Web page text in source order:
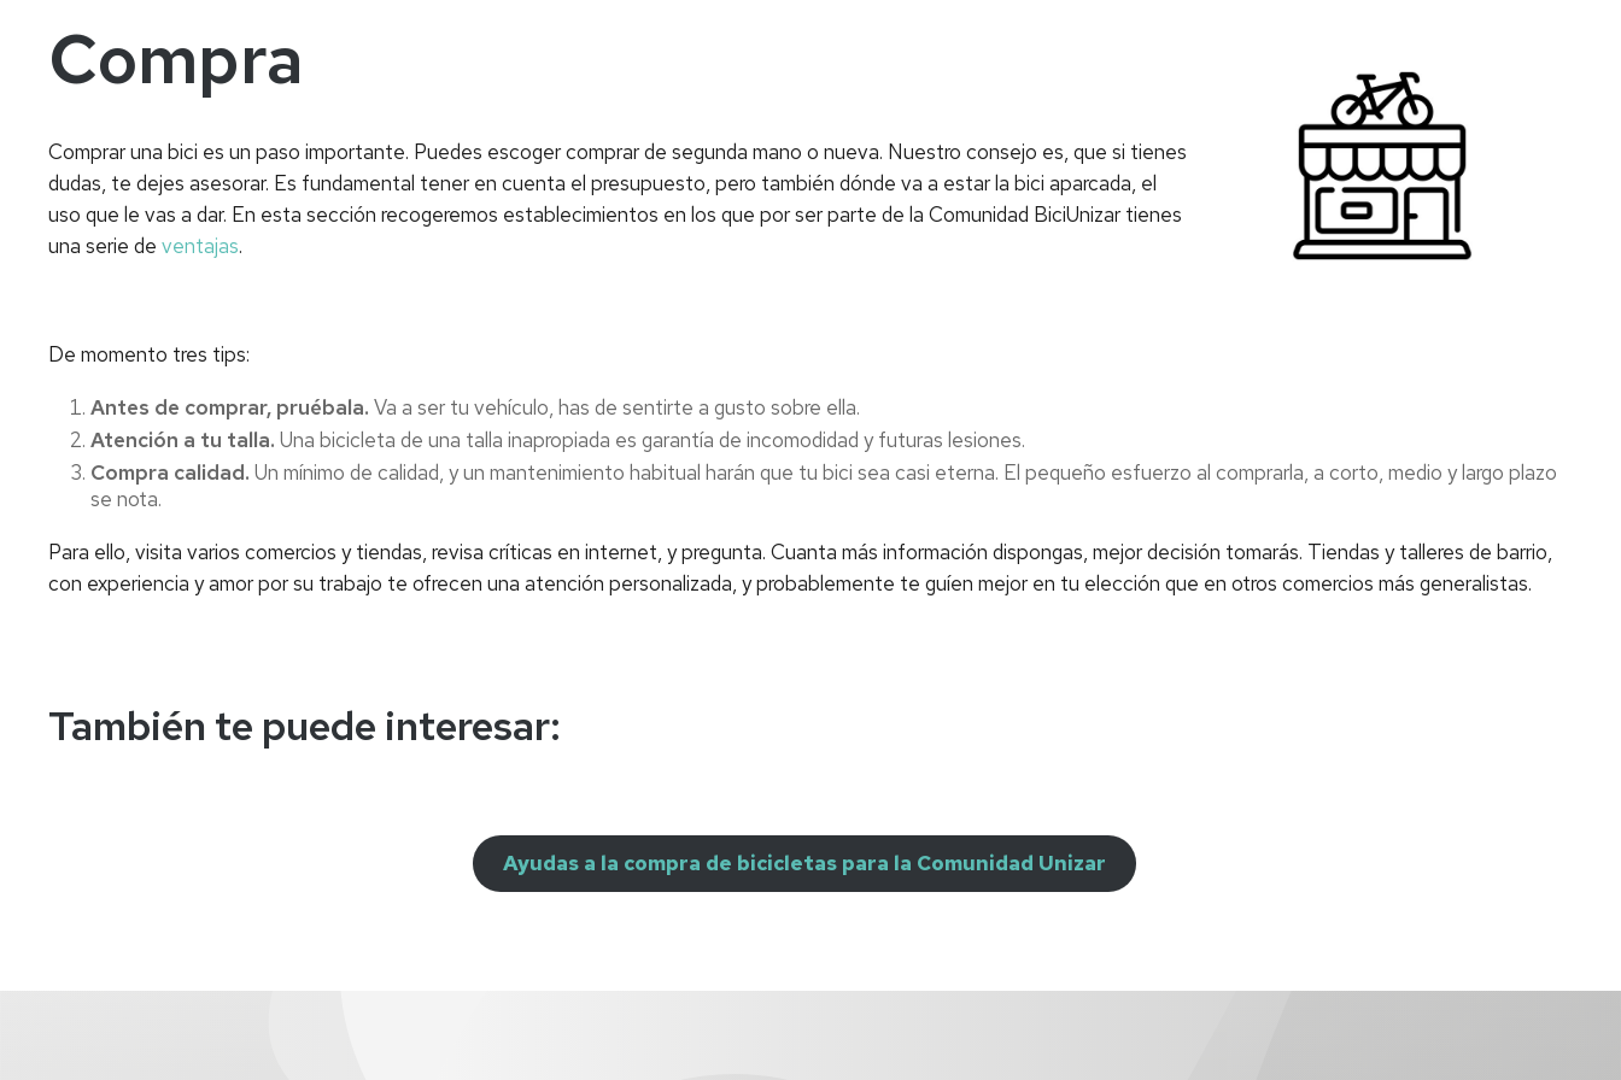
Compra
Comprar una bici es un paso importante. Puedes escoger comprar de segunda mano o nueva. Nuestro consejo es, que si tienes
dudas, te dejes asesorar. Es fundamental tener en cuenta el presupuesto, pero también dónde va a estar la bici aparcada, el
uso que le vas a dar. En esta sección recogeremos establecimientos en los que por ser parte de la Comunidad BiciUnizar tienes
una serie de ventajas.
De momento tres tips:
Antes de comprar, pruébala. Va a ser tu vehículo, has de sentirte a gusto sobre ella.
Atención a tu talla. Una bicicleta de una talla inapropiada es garantía de incomodidad y futuras lesiones.
Compra calidad. Un mínimo de calidad, y un mantenimiento habitual harán que tu bici sea casi eterna. El pequeño esfuerzo al comprarla, a corto, medio y largo plazo
se nota.
Para ello, visita varios comercios y tiendas, revisa críticas en internet, y pregunta. Cuanta más información dispongas, mejor decisión tomarás. Tiendas y talleres de barrio,
con experiencia y amor por su trabajo te ofrecen una atención personalizada, y probablemente te guíen mejor en tu elección que en otros comercios más generalistas.
También te puede interesar:
Ayudas a la compra de bicicletas para la Comunidad Unizar